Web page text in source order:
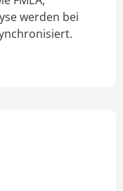
werden bei